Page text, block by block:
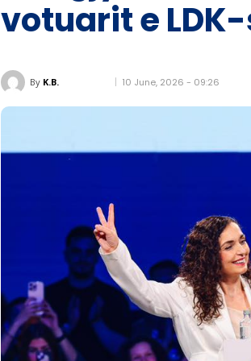
votuarit e
By K.B. 10 June, 2026 - 09:26